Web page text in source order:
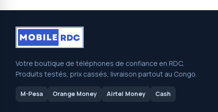
Votre boutique de téléphones de confiance en RDC.
Produits testés, prix cassés, livraison partout au Congo.
M-Pesa Orange Money Airtel Money Cash